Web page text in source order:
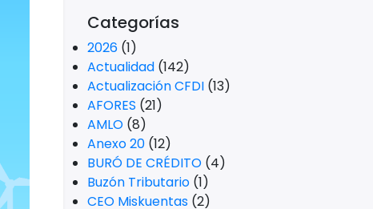
Categorías
2026 (1)
Actualidad (142)
Actualización CFDI (13)
AFORES (21)
AMLO (8)
Anexo 20 (12)
BURÓ DE CRÉDITO (4)
Buzón Tributario (1)
CEO Miskuentas (2)